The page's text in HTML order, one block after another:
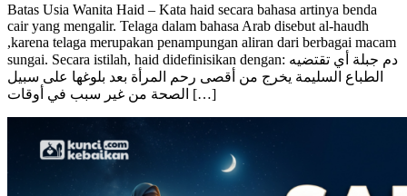
Batas Usia Wanita Haid – Kata haid secara bahasa artinya benda
cair yang mengalir. Telaga dalam bahasa Arab disebut al-haudh
,karena telaga merupakan penampungan aliran dari berbagai macam
sungai. Secara istilah, haid didefinisikan dengan: دم جبلة أي تقتضيه
الطباع السليمة يخرج من أقصى رحم المرأة بعد بلوغها على سبيل
الصحة من غير سبب في أوقات […]